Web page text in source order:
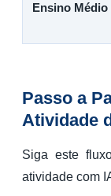
Ensino Médio
Passo a
Atividade
Siga este
atividade com